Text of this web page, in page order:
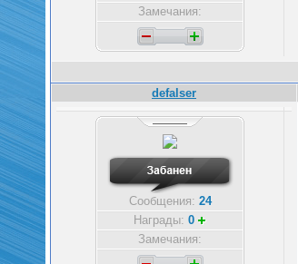
Замечания:
defalser
Сообщения: 24
Награды: 0
Замечания: